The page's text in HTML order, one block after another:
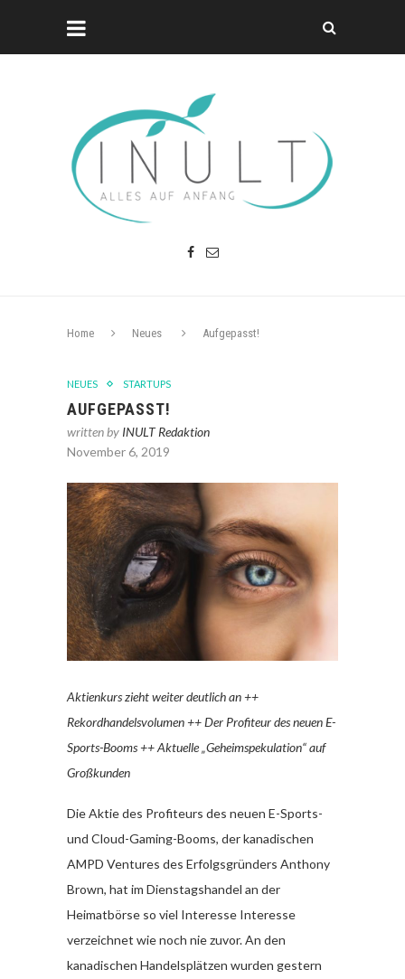
Home Neues Aufgepasst!
NEUES STARTUPS
AUFGEPASST!
written by INULT Redaktion
November 6, 2019
Aktienkurs zieht weiter deutlich an ++
Rekordhandelsvolumen ++ Der Profiteur des neuen E-
Sports-Booms ++ Aktuelle „Geheimspekulation“ auf
Großkunden
Die Aktie des Profiteurs des neuen E-Sports-
und Cloud-Gaming-Booms, der kanadischen
AMPD Ventures des Erfolgsgründers Anthony
Brown, hat im Dienstagshandel an der
Heimatbörse so viel Interesse Interesse
verzeichnet wie noch nie zuvor. An den
kanadischen Handelsplätzen wurden gestern